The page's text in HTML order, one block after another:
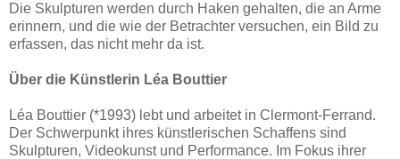
Die Skulpturen werden durch Haken gehalten, die an Arme
erinnern, und die wie der Betrachter versuchen, ein Bild zu
erfassen, das nicht mehr da ist.
Über die Künstlerin Léa Bouttier
Léa Bouttier (*1993) lebt und arbeitet in Clermont-Ferrand.
Der Schwerpunkt ihres künstlerischen Schaffens sind
Skulpturen, Videokunst und Performance. Im Fokus ihrer